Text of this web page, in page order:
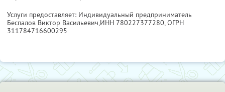
Услуги предоставляет: Индивидуальный предприниматель
Беспалов Виктор Васильевич,ИНН 780227377280, ОГРН
311784716600295